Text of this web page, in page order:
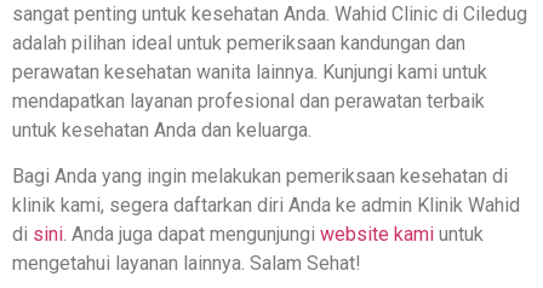
sangat penting untuk kesehatan Anda. Wahid Clinic di Ciledug
adalah pilihan ideal untuk pemeriksaan kandungan dan
perawatan kesehatan wanita lainnya. Kunjungi kami untuk
mendapatkan layanan profesional dan perawatan terbaik
untuk kesehatan Anda dan keluarga.
Bagi Anda yang ingin melakukan pemeriksaan kesehatan di
klinik kami, segera daftarkan diri Anda ke admin Klinik Wahid
di sini. Anda juga dapat mengunjungi website kami untuk
mengetahui layanan lainnya. Salam Sehat!